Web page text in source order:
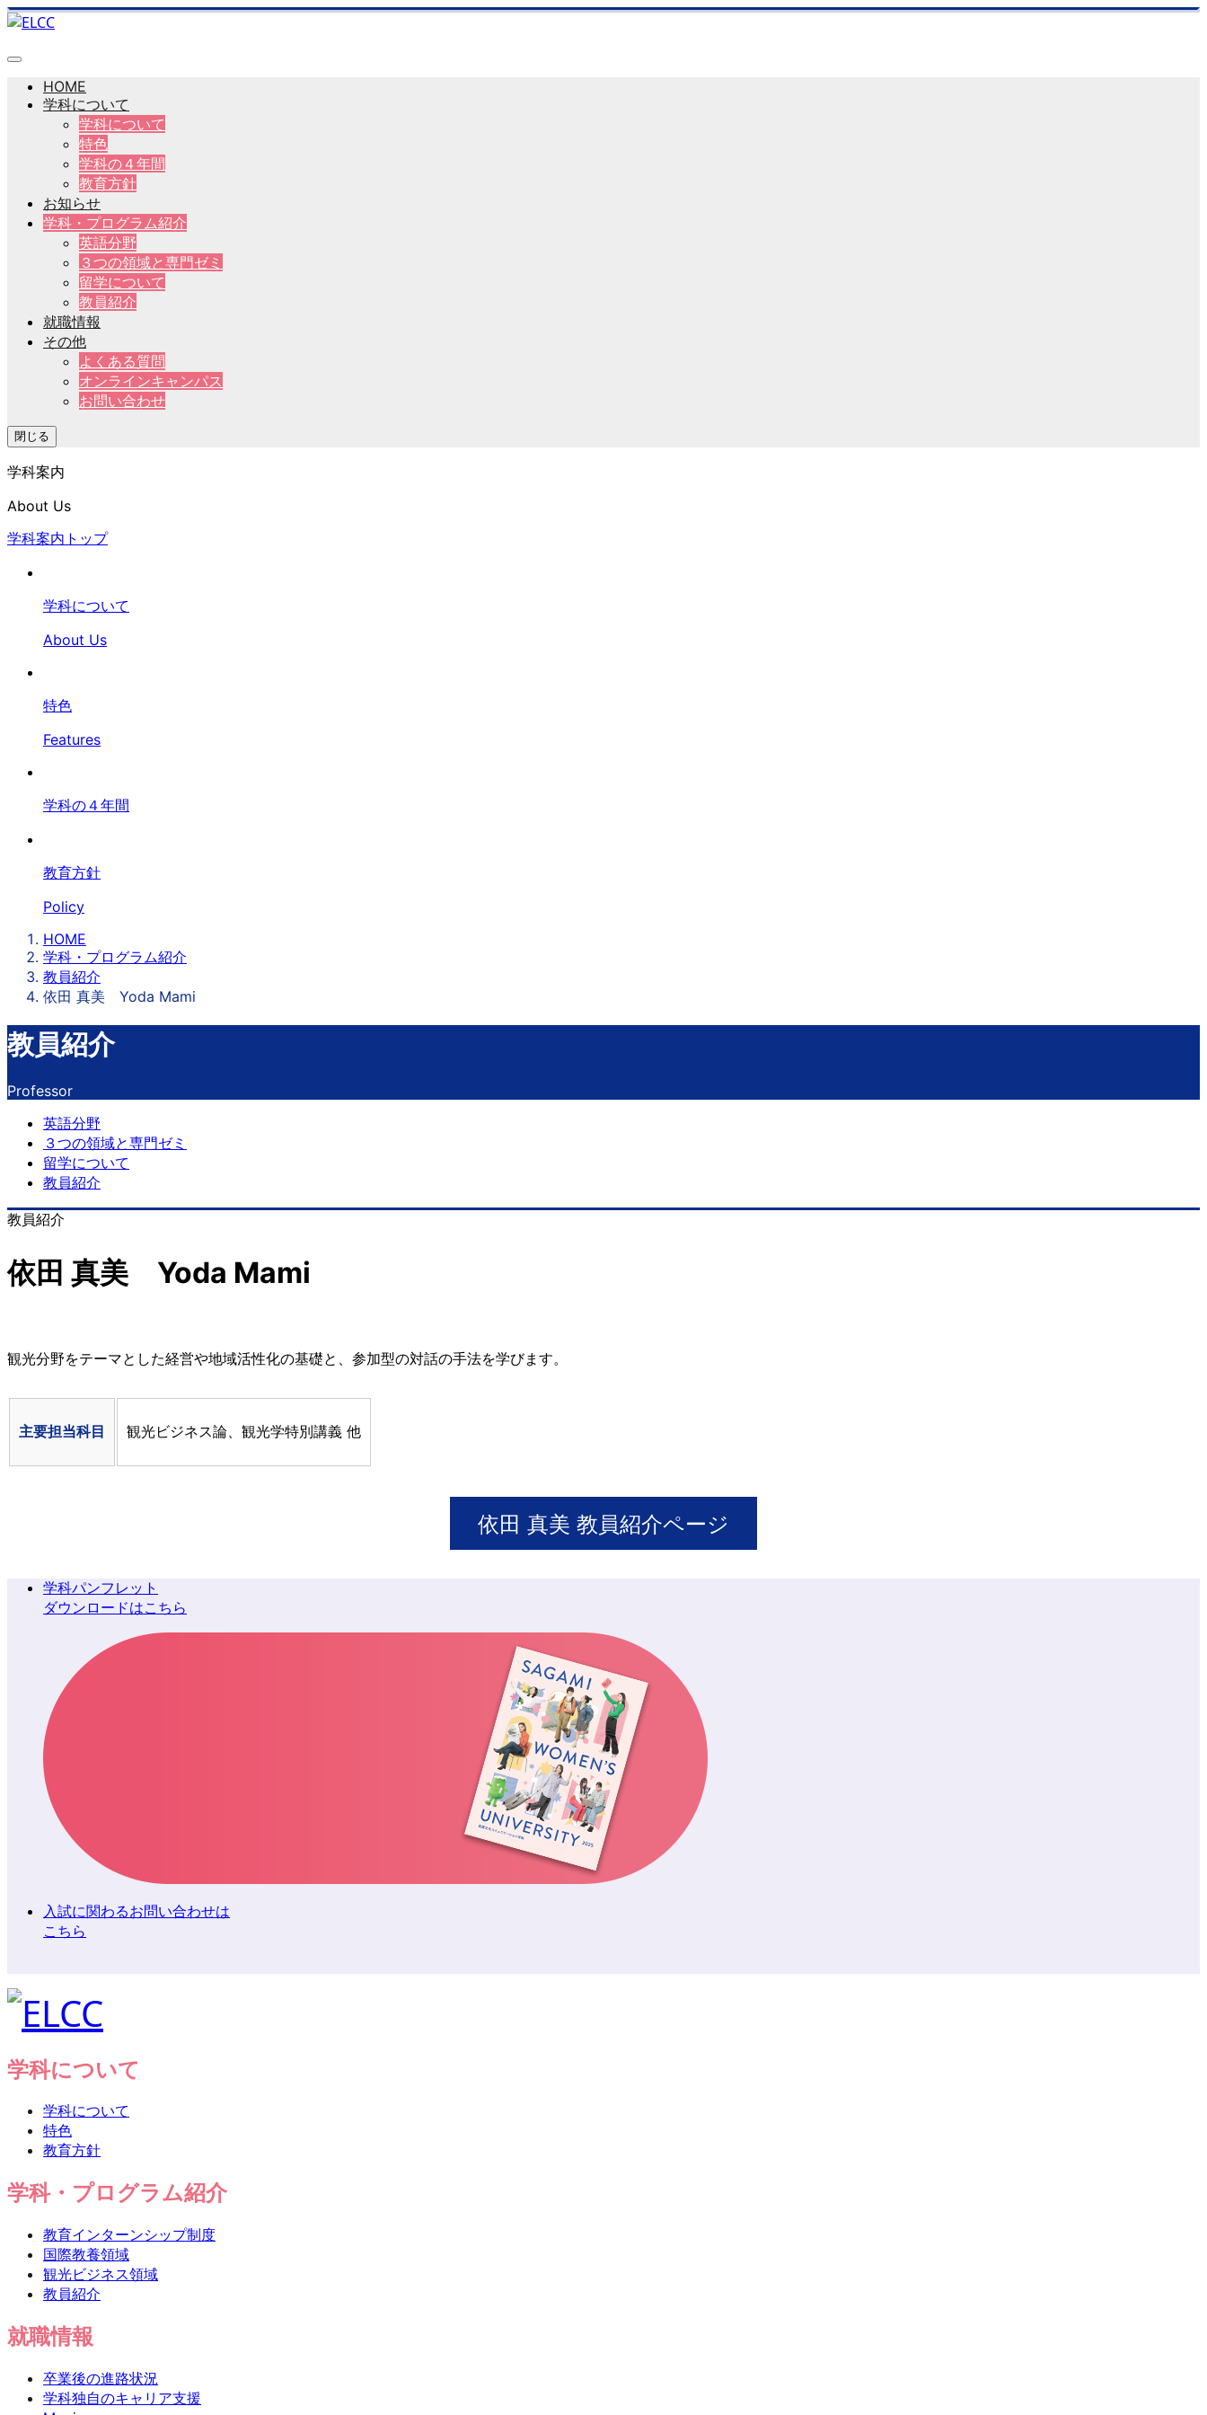
HOME
学科について
学科について
特色
学科の４年間
教育方針
お知らせ
学科・プログラム紹介
英語分野
３つの領域と専門ゼミ
留学について
教員紹介
就職情報
その他
よくある質問
オンラインキャンパス
お問い合わせ
閉じる
学科案内
About Us
学科案内トップ
学科について
About Us
特色
Features
学科の４年間
教育方針
Policy
HOME
学科・プログラム紹介
教員紹介
依田 真美 Yoda Mami
教員紹介
Professor
英語分野
３つの領域と専門ゼミ
留学について
教員紹介
教員紹介
依田 真美 Yoda Mami
観光分野をテーマとした経営や地域活性化の基礎と、参加型の対話の手法を学びます。
主要担当科目 観光ビジネス論、観光学特別講義 他
依田 真美 教員紹介ページ
学科パンフレット
ダウンロードはこちら
入試に関わるお問い合わせは
こちら
学科について
学科について
特色
教育方針
学科・プログラム紹介
教育インターンシップ制度
国際教養領域
観光ビジネス領域
教員紹介
就職情報
卒業後の進路状況
学科独自のキャリア支援